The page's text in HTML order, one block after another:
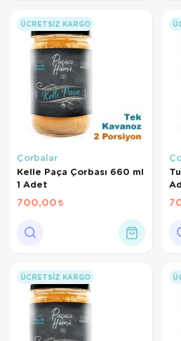
ÜCRETSIZ KARGO
Çorbalar
Kelle Paça Çorbası 660 ml
1 Adet
700,00
ÜCRETSIZ KARGO